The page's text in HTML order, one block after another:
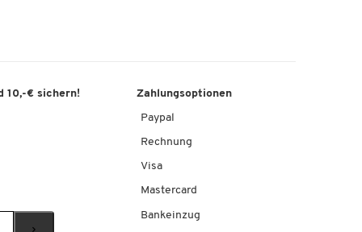
10,-€ sichern! Zahlungsoptionen
Paypal
Rechnung
Visa
Mastercard
Bankeinzug